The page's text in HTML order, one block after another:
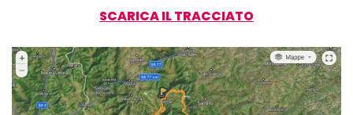
SCARICA IL TRACCIATO